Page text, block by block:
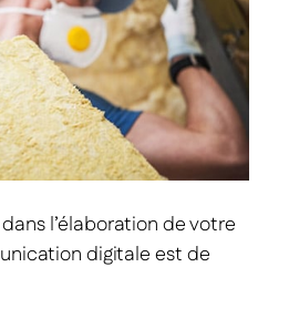
l’élaboration de votre
digitale est de